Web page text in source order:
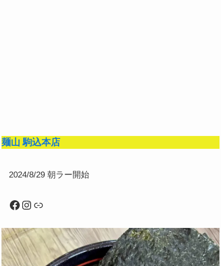
麺山 駒込本店
2024/8/29 朝ラー開始
Facebook Instagram リンク